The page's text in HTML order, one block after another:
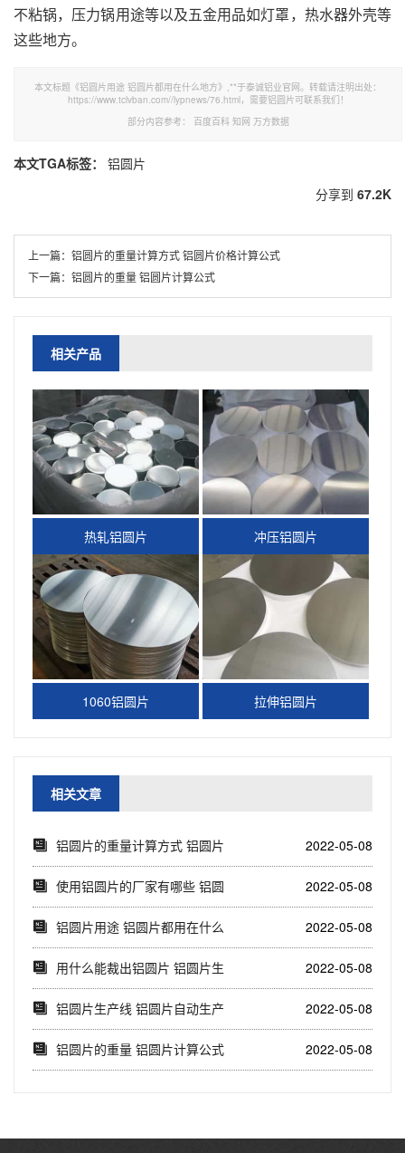
不粘锅，压力锅用途等以及五金用品如灯罩，热水器外壳等
这些地方。
本文标题《铝圆片用途 铝圆片都用在什么地方》,**于泰诚铝业官网。转载请注明出处：
https://www.tclvban.com//lypnews/76.html，需要铝圆片可联系我们！
部分内容参考：
百度百科 知网 万方数据
本文TGA标签：
铝圆片
分享到 67.2K
上一篇： ​铝圆片的重量计算方式 铝圆片价格计算公式
下一篇： 铝圆片的重量 铝圆片计算公式
相关产品
热轧铝圆片 冲压铝圆片
1060铝圆片 拉伸铝圆片
相关文章
​铝圆片的重量计算方式 铝圆片
价格计算公式
2022-05-08
使用铝圆片的厂家有哪些 铝圆
片用在哪里
2022-05-08
铝圆片用途 铝圆片都用在什么
地方
2022-05-08
用什么能裁出铝圆片 铝圆片生
产视频
2022-05-08
铝圆片生产线 铝圆片自动生产
设备视频
2022-05-08
铝圆片的重量 铝圆片计算公式 2022-05-08